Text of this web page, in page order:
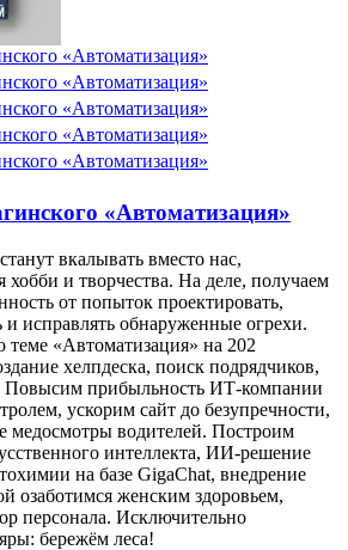
«Автоматизация»
вкалывать вместо нас,
хобби и творчества. На деле, получаем
от попыток проектировать,
и исправлять обнаруженные огрехи.
«Автоматизация» на 202
хелпдеска, поиск подрядчиков,
Повысим прибыльность ИТ-компании
ускорим сайт до безупречности,
медосмотры водителей. Построим
интеллекта, ИИ-решение
на базе GigaChat, внедрение
озаботимся женским здоровьем,
персонала. Исключительно
бережём леса!